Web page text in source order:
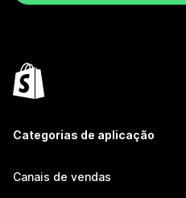
Categorias de aplicação
Canais de vendas